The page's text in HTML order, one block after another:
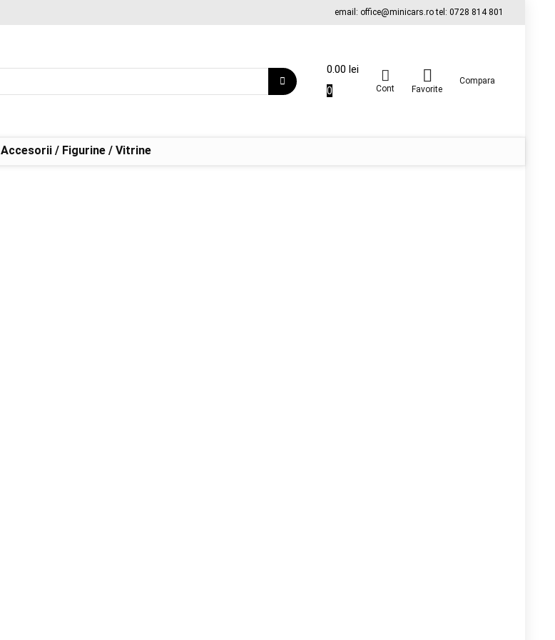
email: office@minicars.ro tel: 0728 814 801
0.00 lei
0
Cont Favorite
Compara
Accesorii / Figurine / Vitrine